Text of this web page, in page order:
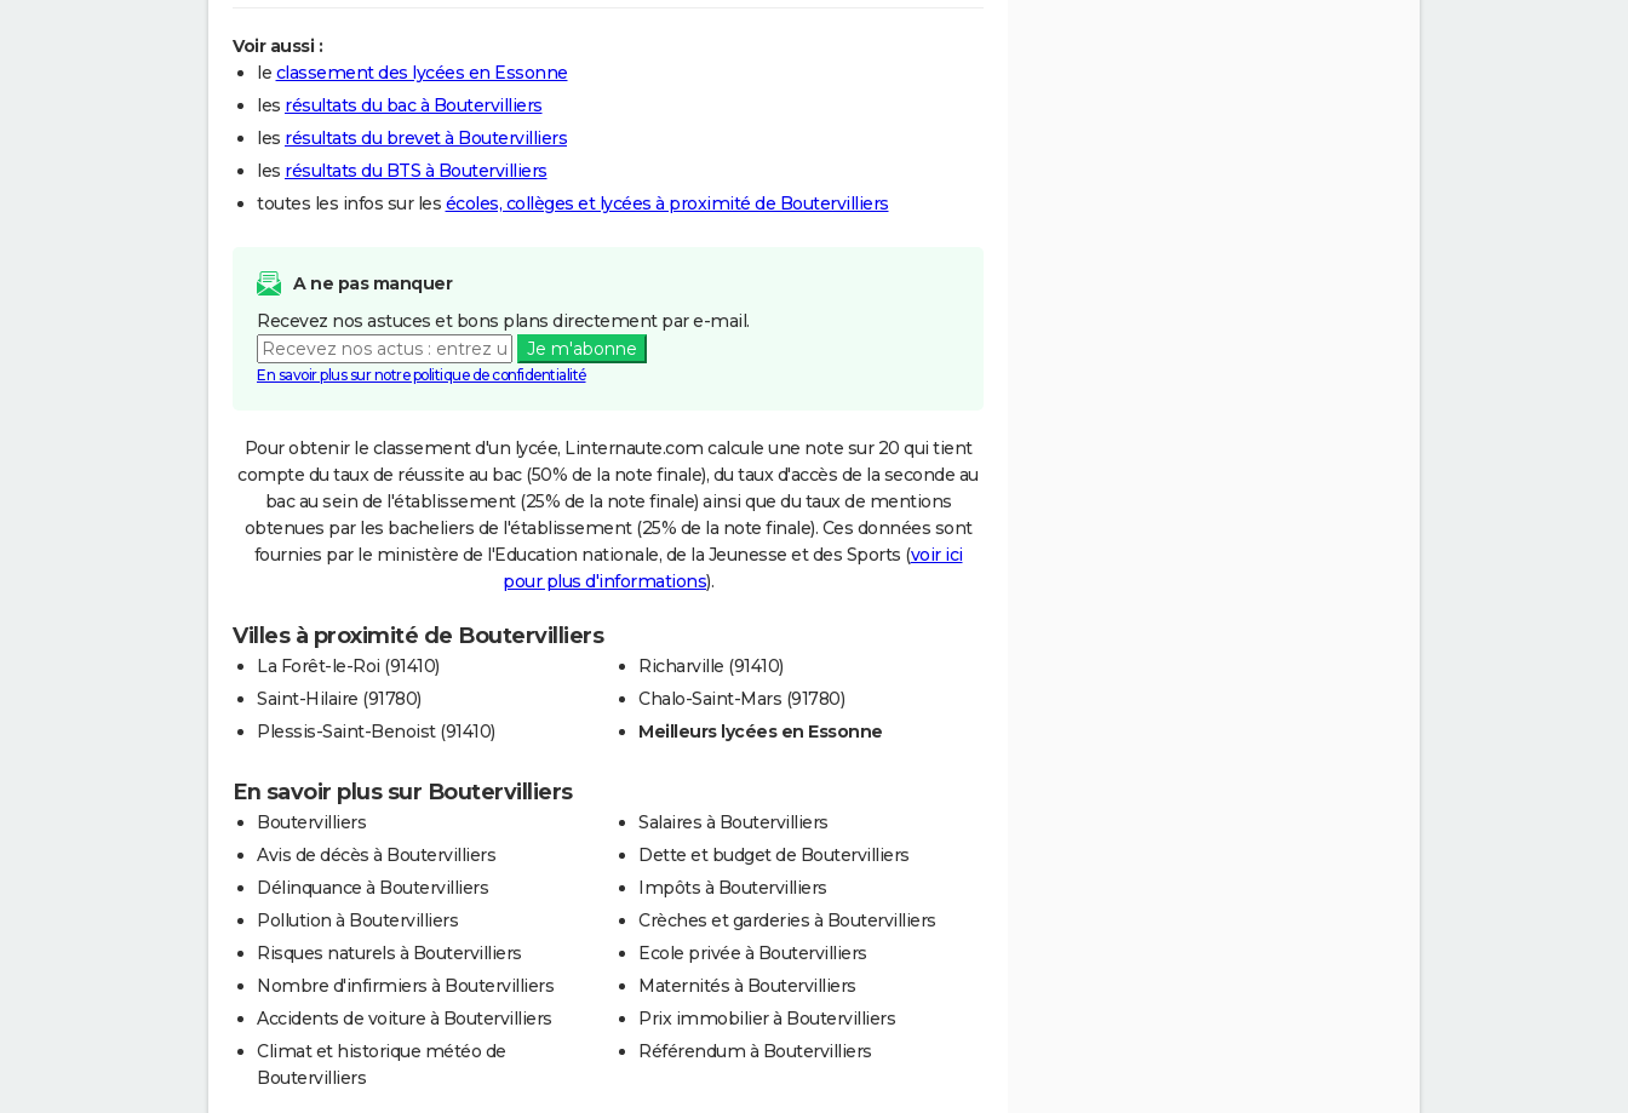
Voir aussi :
le classement des lycées en Essonne
les résultats du bac à Boutervilliers
les résultats du brevet à Boutervilliers
les résultats du BTS à Boutervilliers
toutes les infos sur les écoles, collèges et lycées à proximité de Boutervilliers
A ne pas manquer
Recevez nos astuces et bons plans directement par e-mail.
Je m'abonne
En savoir plus sur notre politique de confidentialité
Pour obtenir le classement d'un lycée, Linternaute.com calcule une note sur 20 qui tient
compte du taux de réussite au bac (50% de la note finale), du taux d'accès de la seconde au
bac au sein de l'établissement (25% de la note finale) ainsi que du taux de mentions
obtenues par les bacheliers de l'établissement (25% de la note finale). Ces données sont
fournies par le ministère de l'Education nationale, de la Jeunesse et des Sports (voir ici
pour plus d'informations).
Villes à proximité de Boutervilliers
La Forêt-le-Roi (91410)
Saint-Hilaire (91780)
Plessis-Saint-Benoist (91410)
Richarville (91410)
Chalo-Saint-Mars (91780)
Meilleurs lycées en Essonne
En savoir plus sur Boutervilliers
Boutervilliers
Avis de décès à Boutervilliers
Délinquance à Boutervilliers
Pollution à Boutervilliers
Risques naturels à Boutervilliers
Nombre d'infirmiers à Boutervilliers
Accidents de voiture à Boutervilliers
Climat et historique météo de
Boutervilliers
Salaires à Boutervilliers
Dette et budget de Boutervilliers
Impôts à Boutervilliers
Crèches et garderies à Boutervilliers
Ecole privée à Boutervilliers
Maternités à Boutervilliers
Prix immobilier à Boutervilliers
Référendum à Boutervilliers